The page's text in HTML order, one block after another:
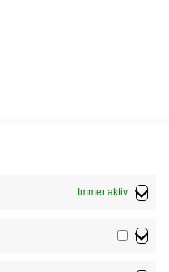
Immer aktiv
Vorlieben